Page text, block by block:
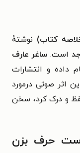
کتاب) نوشتهٔ
است.ساغر عارف
داده و انتشارات
اثر صوتی درمورد
و درک کرد، سخن
حرف بزن